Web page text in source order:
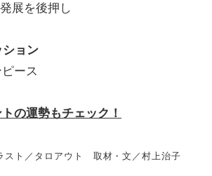
展を後押し
ョン
ース
の運勢もチェック！
ト／タロアウト 取材・文／村上治子